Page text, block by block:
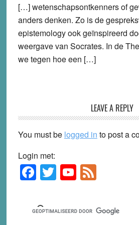
[…] wetenschapsontkenners of
anders denken. Zo is de
epistemology ook geïnspireerd
weergave van Socrates. In de
we tegen hoe een […]
LEAVE A REPLY
You must be logged in to post a
Login met:
Primary
Sidebar
F
a
c
T
wi
tt
Y
o
u
F
e